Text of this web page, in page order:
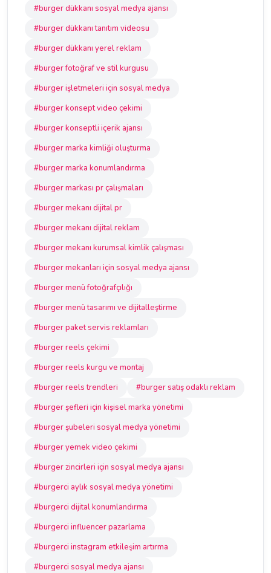
#burger dükkanı sosyal medya ajansı
#burger dükkanı tanıtım videosu
#burger dükkanı yerel reklam
#burger fotoğraf ve stil kurgusu
#burger işletmeleri için sosyal medya
#burger konsept video çekimi
#burger konseptli içerik ajansı
#burger marka kimliği oluşturma
#burger marka konumlandırma
#burger markası pr çalışmaları
#burger mekanı dijital pr
#burger mekanı dijital reklam
#burger mekanı kurumsal kimlik çalışması
#burger mekanları için sosyal medya ajansı
#burger menü fotoğrafçılığı
#burger menü tasarımı ve dijitalleştirme
#burger paket servis reklamları
#burger reels çekimi
#burger reels kurgu ve montaj
#burger reels trendleri
#burger satış odaklı reklam
#burger şefleri için kişisel marka yönetimi
#burger şubeleri sosyal medya yönetimi
#burger yemek video çekimi
#burger zincirleri için sosyal medya ajansı
#burgerci aylık sosyal medya yönetimi
#burgerci dijital konumlandırma
#burgerci influencer pazarlama
#burgerci instagram etkileşim artırma
#burgerci sosyal medya ajansı